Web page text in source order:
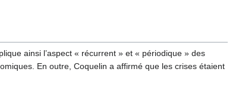
ainsi l’aspect « récurrent » et « périodique » des
En outre, Coquelin a affirmé que les crises étaient